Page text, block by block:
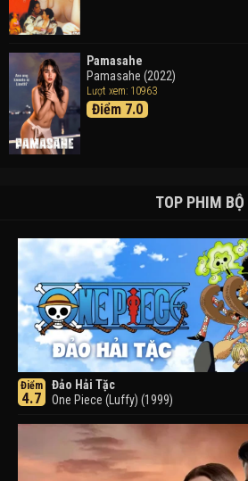
Pamasahe
Pamasahe (2022)
Lượt xem: 10963
Điểm 7.0
TOP PHIM BỘ
Điểm
4.7
Đảo Hải Tặc
One Piece (Luffy) (1999)